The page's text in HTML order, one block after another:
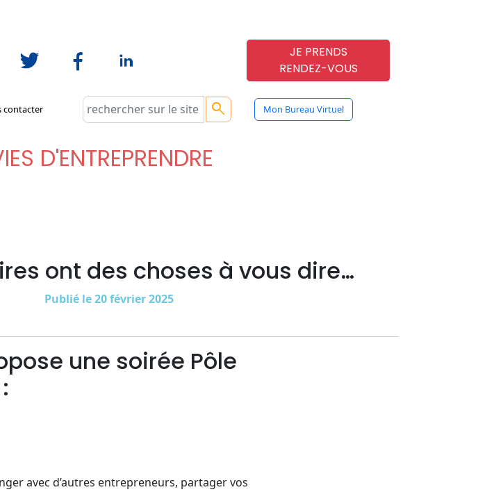
JE PRENDS
RENDEZ-VOUS
contacter search Mon Bureau Virtuel
D'ENTREPRENDRE
ont des choses à vous dire…
Publié le 20 février 2025
une soirée Pôle
avec d’autres entrepreneurs, partager vos